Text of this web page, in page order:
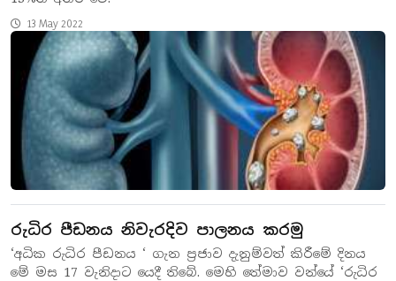
13 May 2022
රුධිර පීඩනය නිවැරදිව පාලනය කරමු
‘අධික රුධිර පීඩනය ‘ ගැන ප්‍රජාව දැනුම්වත් කිරීමේ දිනය
මේ මස 17 වැනිදාට යෙදී තිබේ. මෙහි තේමාව වන්යේ ‘රුධිර